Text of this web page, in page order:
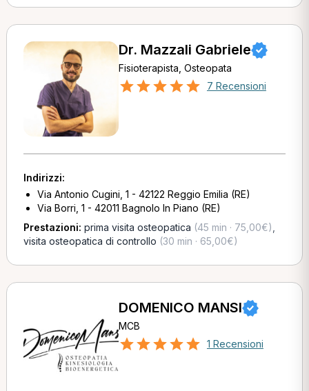
Dr. Mazzali Gabriele
Fisioterapista, Osteopata
7 Recensioni
Indirizzi:
Via Antonio Cugini, 1 - 42122 Reggio Emilia (RE)
Via Borri, 1 - 42011 Bagnolo In Piano (RE)
Prestazioni: prima visita osteopatica (45 min · 75,00€)
visita osteopatica di controllo (30 min · 65,00€)
DOMENICO MANSI
MCB
1 Recensioni